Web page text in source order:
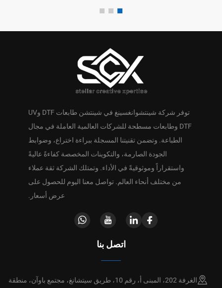
توفر شركة شينتشوانغسينغ في شينتشن طابعات DTF وUV
DTF وطابعات مسطحة للشركات العالمية العاملة في مجال
الطباعة. وتضمن تقنيتنا المسجلة ببراءة اختراع، وضوابط
الجودة الصارمة، والتكوينات المخصصة كفاءةً عاليةً
واستقراراً وموثوقيةً في الأداء. وتمتلك الشركة ثقة عملاء
من مختلف أنحاء العالم. تواصل معنا اليوم للحصول على
عرض أسعار.
اتصل بنا
الغرفة 202، المبنى أ، رقم 10، طريق سيتشانغ، مجتمع باوآن، منطقة